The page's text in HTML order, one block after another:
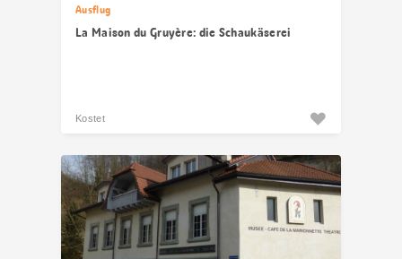
Ausflug
La Maison du Gruyère: die Schaukäserei
Kostet